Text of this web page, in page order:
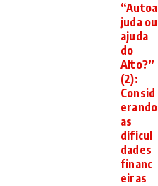
“Autoa
juda ou
ajuda
do
Alto?”
(2):
Consid
erando
as
dificul
dades
financ
eiras